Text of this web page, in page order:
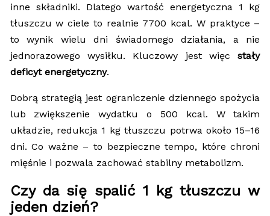
inne składniki. Dlatego wartość energetyczna 1 kg
tłuszczu w ciele to realnie 7700 kcal. W praktyce –
to wynik wielu dni świadomego działania, a nie
jednorazowego wysiłku. Kluczowy jest więcstały
deficyt energetyczny.
Dobrą strategią jest ograniczenie dziennego spożycia
lub zwiększenie wydatku o 500 kcal. W takim
układzie, redukcja 1 kg tłuszczu potrwa około 15–16
dni. Co ważne – to bezpieczne tempo, które chroni
mięśnie i pozwala zachować stabilny metabolizm.
Czy da się spalić 1 kg tłuszczu w
jeden dzień?